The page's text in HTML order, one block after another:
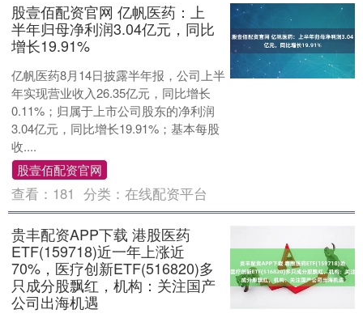
股壹佰配资官网 亿帆医药：上
半年归母净利润3.04亿元，同比
增长19.91%
亿帆医药8月14日披露半年报，公司上半
年实现营业收入26.35亿元，同比增长
0.11%；归属于上市公司股东的净利润
3.04亿元，同比增长19.91%；基本每股
收....
股壹佰配资官网
查看： 181 分类：在线配资平台
贵丰配资APP下载 港股医药
ETF(159718)近一年上涨近
70%，医疗创新ETF(516820)多
只成分股飘红，机构：关注国产
公司出海机遇